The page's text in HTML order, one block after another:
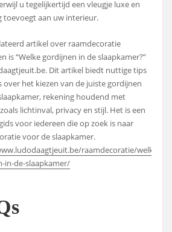
u tegelijkertijd een vleugje luxe en
toevoegt aan uw interieur.
artikel over raamdecoratie
is “Welke gordijnen in de slaapkamer?”
Dit artikel biedt nuttige tips
over het kiezen van de juiste gordijnen
rekening houdend met
lichtinval, privacy en stijl. Het is een
voor iedereen die op zoek is naar
voor de slaapkamer.
raamdecoratie/welke-
in-de-slaapkamer/